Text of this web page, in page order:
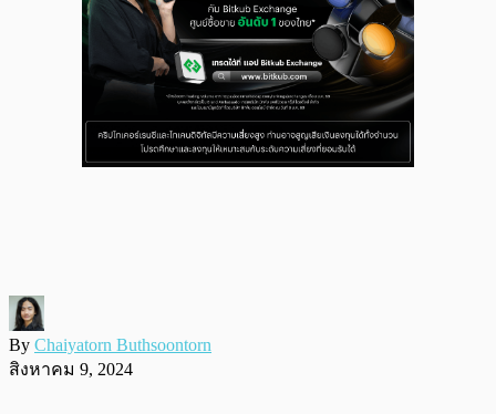
By Chaiyatorn Buthsoontorn
สิงหาคม 9, 2024